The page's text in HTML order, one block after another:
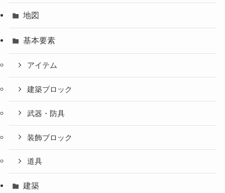
地図
基本要素
アイテム
建築ブロック
武器・防具
装飾ブロック
道具
建築